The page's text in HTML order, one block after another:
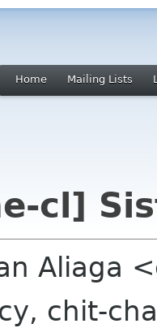
Home Mailing Lists
cl]
Aliaga
chit-